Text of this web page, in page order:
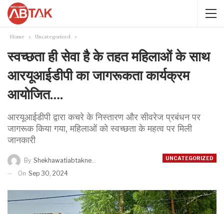
Home Uncategorized
स्वच्छता ही सेवा है के तहत महिलाओं के साथ
आरयूआईडीपी का जागरूकता कार्यक्रम
आयोजित….
आरयूआईडीपी द्वारा कचरे के निस्तारण और सीवरेज प्रबंधन पर
जागरूक किया गया, महिलाओं को स्वच्छता के महत्व पर मिली
जानकारी
UNCATEGORIZED
By Shekhawatiabtaknews
On Sep 30, 2024